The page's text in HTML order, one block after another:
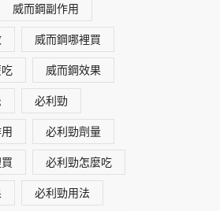
威而鋼副作用
威而鋼哪裡買
威而鋼效果
必利勁
必利勁劑量
必利勁怎麼吃
必利勁用法